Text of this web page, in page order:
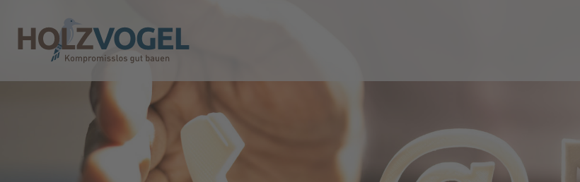
zum
Inhalt
Suche E-Mail Telefon